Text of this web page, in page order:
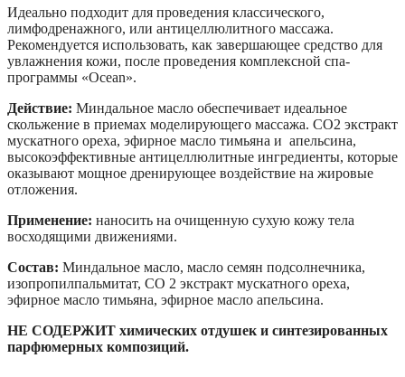
Идеально подходит для проведения классического,
лимфодренажного, или антицеллюлитного массажа.
Рекомендуется использовать, как завершающее средство для
увлажнения кожи, после проведения комплексной спа-
программы «Ocean».
Действие: Миндальное масло обеспечивает идеальное
скольжение в приемах моделирующего массажа. СО2 экстракт
мускатного ореха, эфирное масло тимьяна и апельсина,
высокоэффективные антицеллюлитные ингредиенты, которые
оказывают мощное дренирующее воздействие на жировые
отложения.
Применение: наносить на очищенную сухую кожу тела
восходящими движениями.
Состав: Миндальное масло, масло семян подсолнечника,
изопропилпальмитат, СО 2 экстракт мускатного ореха,
эфирное масло тимьяна, эфирное масло апельсина.
НЕ СОДЕРЖИТ химических отдушек и синтезированных
парфюмерных композиций.